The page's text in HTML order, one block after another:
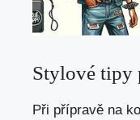
Stylové tipy
Při přípravě na